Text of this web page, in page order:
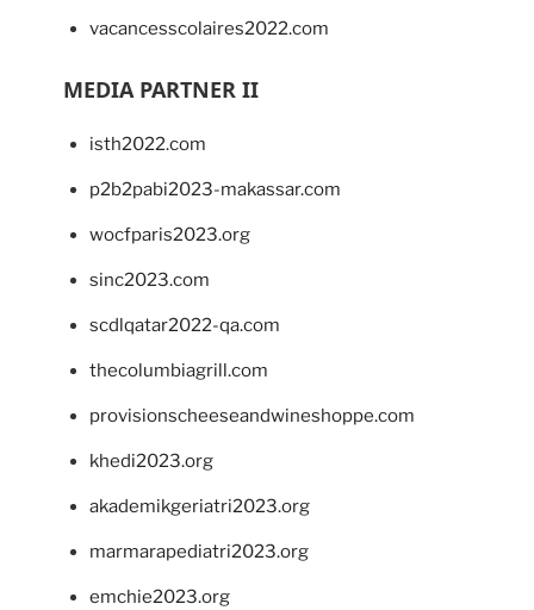
vacancesscolaires2022.com
MEDIA PARTNER II
isth2022.com
p2b2pabi2023-makassar.com
wocfparis2023.org
sinc2023.com
scdlqatar2022-qa.com
thecolumbiagrill.com
provisionscheeseandwineshoppe.com
khedi2023.org
akademikgeriatri2023.org
marmarapediatri2023.org
emchie2023.org